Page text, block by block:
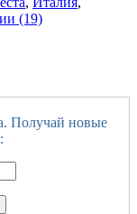
(19)
Получай новые